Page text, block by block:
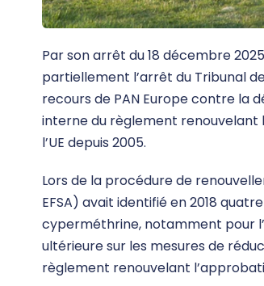
Par son arrêt du 18 décembre
partiellement l’arrêt du Tribunal
recours de PAN Europe contre la
interne du règlement renouvelant
l’UE depuis 2005.
Lors de la procédure de
EFSA) avait identifié en 2018
cyperméthrine, notamment pour
ultérieure sur les mesures de
règlement renouvelant